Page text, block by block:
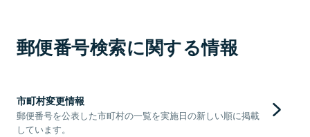
郵便番号検索に関する情報
市町村変更情報
郵便番号を公表した市町村の一覧を実施日の新しい順に掲載
しています。